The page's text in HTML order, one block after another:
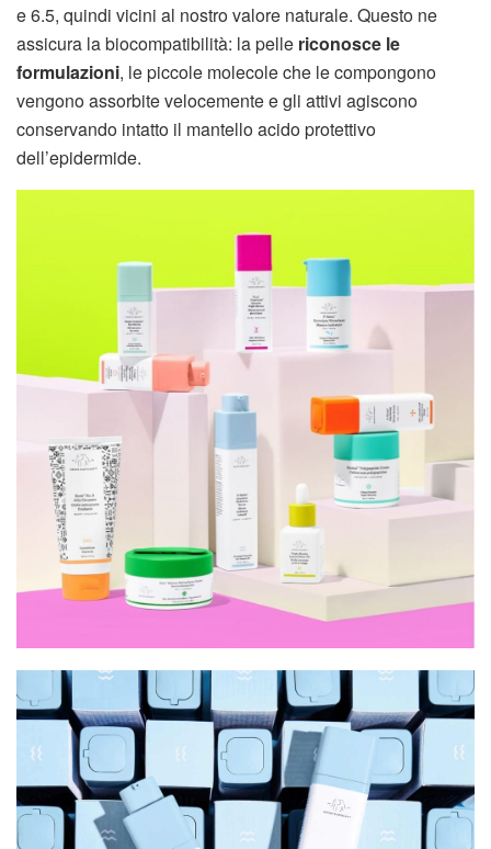
e 6.5, quindi vicini al nostro valore naturale. Questo ne
assicura la biocompatibilità: la pelle riconosce le
formulazioni, le piccole molecole che le compongono
vengono assorbite velocemente e gli attivi agiscono
conservando intatto il mantello acido protettivo
dell’epidermide.